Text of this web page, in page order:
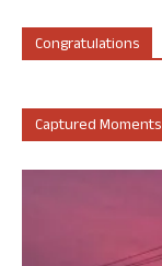
Congratulations
Captured Moments